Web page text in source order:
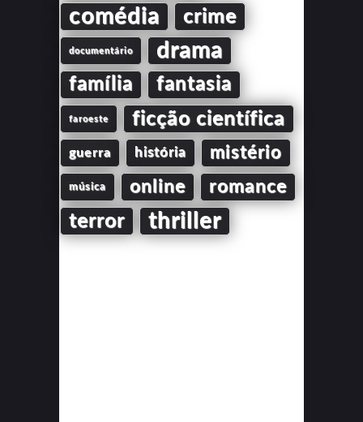
comédia crime
documentário drama
família fantasia
faroeste ficção científica
guerra história mistério
música online romance
terror thriller